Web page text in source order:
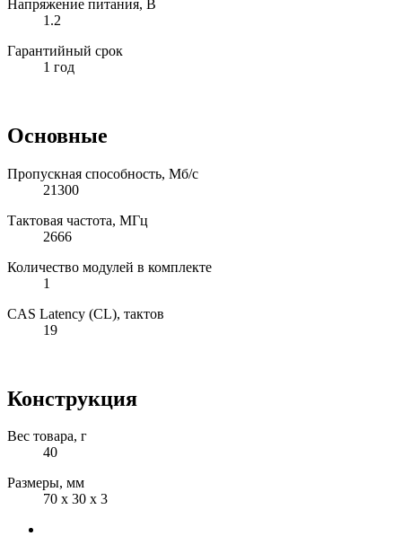
Напряжение питания, В
1.2
Гарантийный срок
1 год
Основные
Пропускная способность, Мб/с
21300
Тактовая частота, МГц
2666
Количество модулей в комплекте
1
CAS Latency (CL), тактов
19
Конструкция
Вес товара, г
40
Размеры, мм
70 х 30 х 3